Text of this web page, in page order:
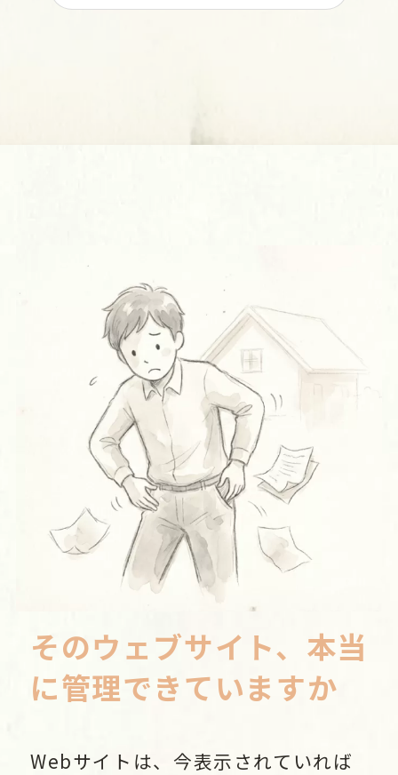
そのウェブサイト、本当
に管理できていますか
Webサイトは、今表示されていれば